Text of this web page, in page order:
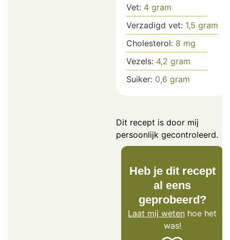
Vet: 4 gram
Verzadigd vet: 1,5 gram
Cholesterol: 8 mg
Vezels: 4,2 gram
Suiker: 0,6 gram
Dit recept is door mij
persoonlijk gecontroleerd.
Heb je dit recept
al eens
geprobeerd?
Laat mij weten hoe het
was!